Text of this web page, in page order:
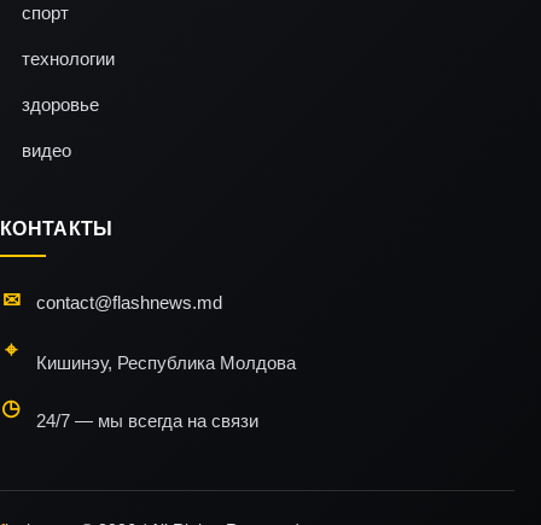
спорт
технологии
здоровье
видео
КОНТАКТЫ
contact@flashnews.md
Кишинэу, Республика Молдова
24/7 — мы всегда на связи